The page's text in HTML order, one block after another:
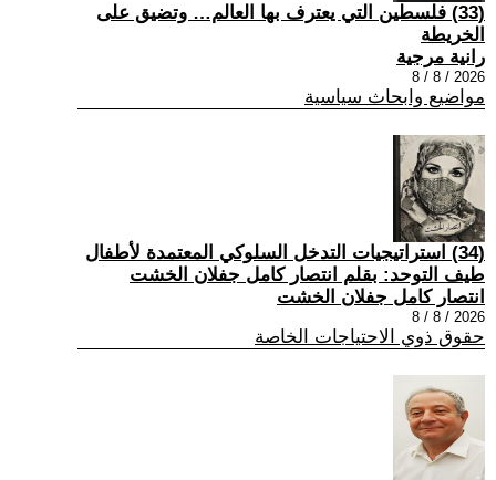
(33) فلسطين التي يعترف بها العالم… وتضيق على
الخريطة
رانية مرجية
2026 / 8 / 8
مواضيع وابحاث سياسية
(34) استراتيجيات التدخل السلوكي المعتمدة لأطفال
طيف التوحد: بقلم انتصار كامل جفلان الخشت
انتصار كامل جفلان الخشت
2026 / 8 / 8
حقوق ذوي الاحتياجات الخاصة